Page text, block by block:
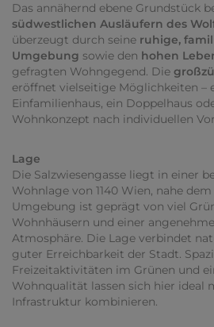
Das annähernd ebene Grundstück
südwestlichen Ausläufern des
überzeugt durch seine ruhige,
Umgebung sowie den hohen
gefragten Wohngegend. Die
eröffnet vielseitige Möglichkeiten –
Einfamilienhaus, ein Doppelhaus
Wohnkonzept nach individuellen
Lage
Die Salzwiesengasse liegt in einer
Wohnlage von 1140 Wien, nahe
Umgebung ist geprägt von viel
Wohnhäusern und einer
Atmosphäre. Die Lage verbindet
guter Erreichbarkeit der Stadt.
Freizeitaktivitäten im Grünen und
Wohnqualität lassen sich hier ideal
Infrastruktur kombinieren.